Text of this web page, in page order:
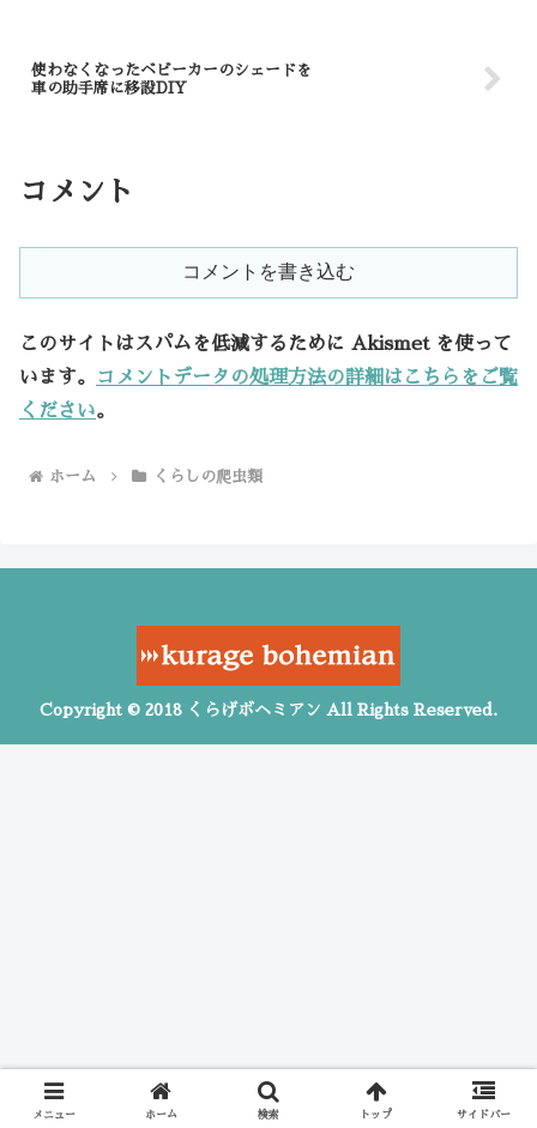
使わなくなったベビーカーのシェードを
車の助手席に移設DIY
コメント
コメントを書き込む
このサイトはスパムを低減するために Akismet を使って
います。
コメントデータの処理方法の詳細はこちらをご覧
ください。
ホーム くらしの爬虫類
Copyright © 2018 くらげボヘミアン All Rights Reserved.
メニュー ホーム 検索 トップ サイドバー